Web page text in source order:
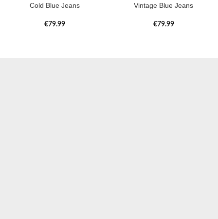
Cold Blue Jeans
€79.99
Vintage Blue Jeans
€79.99